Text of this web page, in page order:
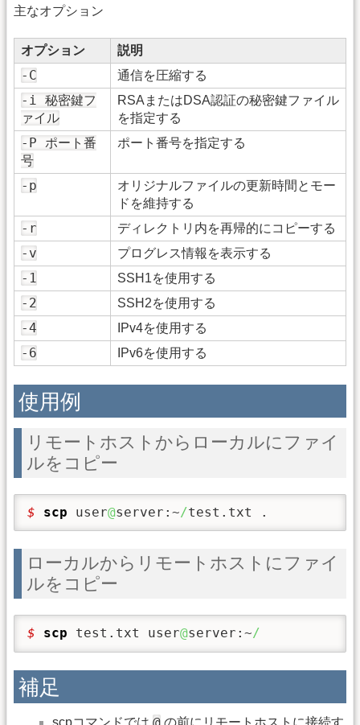
主なオプション
オプション 説明
-C 通信を圧縮する
-i 秘密鍵フ
ァイル
RSAまたはDSA認証の秘密鍵ファイル
を指定する
-P ポート番
号
ポート番号を指定する
-p
オリジナルファイルの更新時間とモー
ドを維持する
-r ディレクトリ内を再帰的にコピーする
-v プログレス情報を表示する
-1 SSH1を使用する
-2 SSH2を使用する
-4 IPv4を使用する
-6 IPv6を使用する
使用例
リモートホストからローカルにファイ
ルをコピー
$ scp user@server:~/test.txt .
ローカルからリモートホストにファイ
ルをコピー
$ scp test.txt user@server:~/
補足
scpコマンドでは
の前にリモートホストに接続す